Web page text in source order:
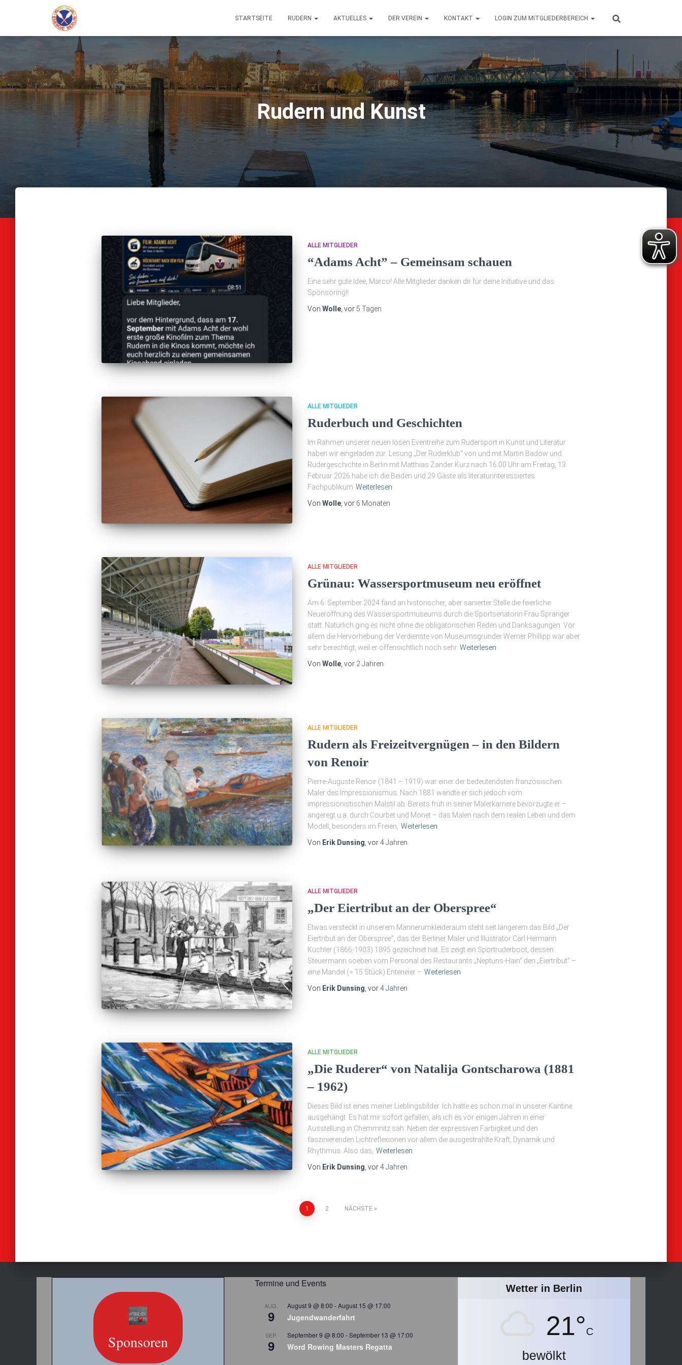
STARTSEITE RUDERN AKTUELLES DER VEREIN KONTAKT LOGIN ZUM MITGLIEDERBEREICH
Rudern und Kunst
ALLE MITGLIEDER
“Adams Acht” – Gemeinsam schauen
Eine sehr gute Idee, Marco! Alle Mitglieder danken dir für deine Initiative und das
Sponsoring!!
Von Wolle, vor 5 Tagen
ALLE MITGLIEDER
Ruderbuch und Geschichten
Im Rahmen unserer neuen losen Eventreihe zum Rudersport in Kunst und Literatur
haben wir eingeladen zur: Lesung „Der Ruderklub“ von und mit Martin Badow und
Rudergeschichte in Berlin mit Matthias Zander Kurz nach 16:00 Uhr am Freitag, 13.
Februar 2026 habe ich die Beiden und 29 Gäste als literaturinteressiertes
Fachpublikum Weiterlesen
Von Wolle, vor 6 Monaten
ALLE MITGLIEDER
Grünau: Wassersportmuseum neu eröffnet
Am 6. September 2024 fand an historischer, aber sanierter Stelle die feierliche
Neueröffnung des Wassersportmuseums durch die Sportsenatorin Frau Spranger
statt. Natürlich ging es nicht ohne die obligatorischen Reden und Danksagungen. Vor
allem die Hervorhebung der Verdienste von Museumsgründer Werner Phillipp war aber
sehr berechtigt, weil er offensichtlich noch sehr Weiterlesen
Von Wolle, vor 2 Jahren
ALLE MITGLIEDER
Rudern als Freizeitvergnügen – in den Bildern
von Renoir
Pierre-Auguste Renoir (1841 – 1919) war einer der bedeutendsten französischen
Maler des Impressionismus. Nach 1881 wandte er sich jedoch vom
impressionistischen Malstil ab. Bereits früh in seiner Malerkarriere bevorzugte er –
angeregt u.a. durch Courbet und Monet – das Malen nach dem realen Leben und dem
Modell, besonders im Freien, Weiterlesen
Von Erik Dunsing, vor4 Jahren
ALLE MITGLIEDER
„Der Eiertribut an der Oberspree“
Etwas versteckt in unserem Männerumkleideraum steht seit längerem das Bild „Der
Eiertribut an der Oberspree“, das der Berliner Maler und Illustrator Carl Hermann
Küchler (1866-1903) 1895 gezeichnet hat. Es zeigt ein Sportruderboot, dessen
Steuermann soeben vom Personal des Restaurants „Neptuns-Hain“ den „Eiertribut“ –
eine Mandel (= 15 Stück) Enteneier – Weiterlesen
Von Erik Dunsing, vor4 Jahren
ALLE MITGLIEDER
„Die Ruderer“ von Natalija Gontscharowa (1881
– 1962)
Dieses Bild ist eines meiner Lieblingsbilder. Ich hatte es schon mal in unserer Kantine
ausgehängt. Es hat mir sofort gefallen, als ich es vor einigen Jahren in einer
Ausstellung in Chemmnitz sah: Neben der expressiven Farbigkeit und den
faszinierenden Lichtreflexionen vor allem die ausgestrahlte Kraft, Dynamik und
Rhythmus. Also das, Weiterlesen
Von Erik Dunsing , vor4 Jahren
Beiträge
1 2 NÄCHSTE
Sponsoren
Termine und Events
AUG.
9
August 9 @ 8:00 -August 15 @ 17:00
Jugendwanderfahrt
SEP.
9
September 9 @ 8:00 -September 13 @ 17:00
Word Rowing Masters Regatta
Wetter in Berlin
21°C
bewölkt